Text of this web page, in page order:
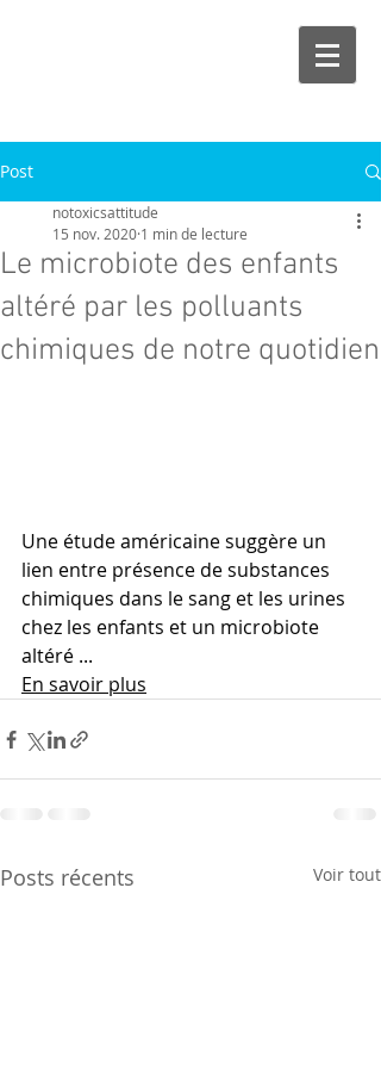
Post
Le microbiote des enfants
altéré par les polluants
chimiques de notre quotidien
notoxicsattitude
15 nov. 2020 1 min de lecture
Une étude américaine suggère un
lien entre présence de substances
chimiques dans le sang et les urines
chez les enfants et un microbiote
altéré ...
En savoir plus
Posts récents Voir tout